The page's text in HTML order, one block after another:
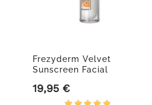
Frezyderm Velvet
Sunscreen Facial
Precio
19,95 €